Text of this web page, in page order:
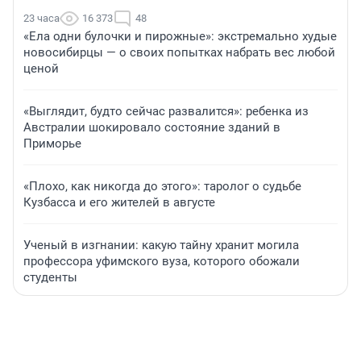
23 часа 16 373 48
«Ела одни булочки и пирожные»: экстремально худые
новосибирцы — о своих попытках набрать вес любой
ценой
«Выглядит, будто сейчас развалится»: ребенка из
Австралии шокировало состояние зданий в
Приморье
«Плохо, как никогда до этого»: таролог о судьбе
Кузбасса и его жителей в августе
Ученый в изгнании: какую тайну хранит могила
профессора уфимского вуза, которого обожали
студенты